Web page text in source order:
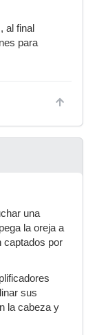
al final
para
una
la oreja a
captados por
sus
la cabeza y